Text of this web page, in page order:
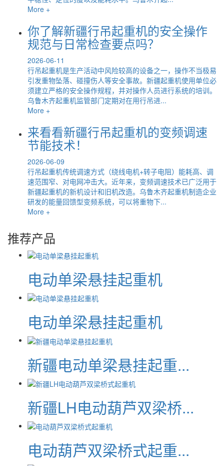
More +
你了解新疆行吊起重机的安全操作
规范与日常检查要点吗？
2026-06-11
行吊起重机是生产活动中风险较高的设备之一，操作不当极易
引发重物坠落、碰撞伤人等安全事故。新疆起重机使用单位必
须建立严格的安全操作规程，并对操作人员进行系统的培训。
乌鲁木齐起重机监管部门定期对在用行吊进...
More +
来看看新疆行吊起重机的变频调速
节能技术！
2026-06-09
行吊起重机传统调速方式（绕线电机+转子电阻）能耗高、调
速范围窄、对电网冲击大。近年来，变频调速技术已广泛用于
新疆起重机的新机设计和旧机改造。乌鲁木齐起重机制造企业
研发的能量回馈型变频系统，可以将重物下...
More +
推荐产品
电动单梁悬挂起重机
电动单梁悬挂起重机
新疆电动单梁悬挂起重...
新疆LH电动葫芦双梁桥...
电动葫芦双梁桥式起重...